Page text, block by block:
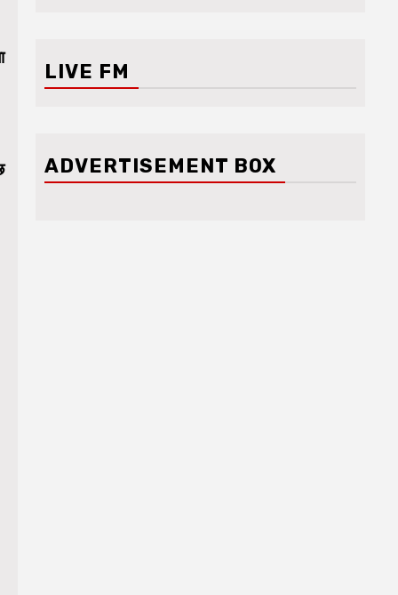
LIVE FM
ADVERTISEMENT BOX